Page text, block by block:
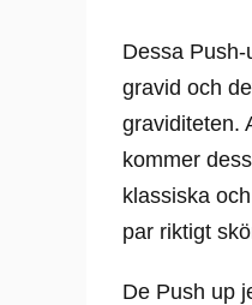
Dessa
gravid och
graviditeten.
kommer
klassiska
par riktigt
De Push up